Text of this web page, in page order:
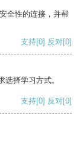
全性的连接，并帮
支持[0] 反对[0]
择学习方式。
支持[0] 反对[0]